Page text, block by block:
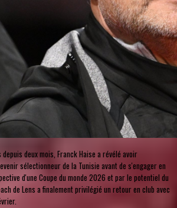
deux mois, Franck Haise a révélé avoir
sélectionneur de la Tunisie avant de s'engager en
d'une Coupe du monde 2026 et par le potentiel du
de Lens a finalement privilégié un retour en club avec